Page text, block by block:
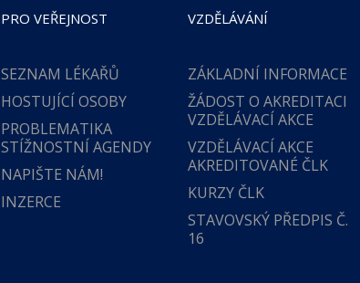
PRO VEŘEJNOST
SEZNAM LÉKAŘŮ
HOSTUJÍCÍ OSOBY
PROBLEMATIKA
STÍŽNOSTNÍ AGENDY
NAPIŠTE NÁM!
INZERCE
VZDĚLÁVÁNÍ
ZÁKLADNÍ INFORMACE
ŽÁDOST O AKREDITACI
VZDĚLÁVACÍ AKCE
VZDĚLÁVACÍ AKCE
AKREDITOVANÉ ČLK
KURZY ČLK
STAVOVSKÝ PŘEDPIS Č.
16